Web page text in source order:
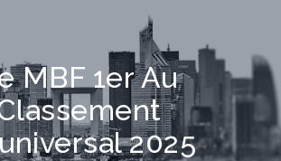
MBF 1er Au
2025